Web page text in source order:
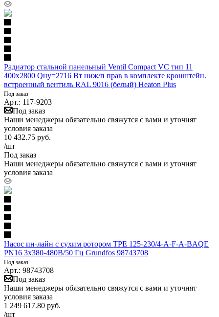
Радиатор стальной панельный Ventil Compact VC тип 11
400х2800 Qну=2716 Вт ниж/п прав в комплекте кронштейн.
встроенный вентиль RAL 9016 (белый) Heaton Plus
Под заказ
Арт.: 117-9203
Под заказ
Наши менеджеры обязательно свяжутся с вами и уточнят
условия заказа
10 432.75 руб.
/шт
Под заказ
Наши менеджеры обязательно свяжутся с вами и уточнят
условия заказа
Насос ин-лайн с сухим ротором TPE 125-230/4-A-F-A-BAQE
PN16 3х380-480В/50 Гц Grundfos 98743708
Под заказ
Арт.: 98743708
Под заказ
Наши менеджеры обязательно свяжутся с вами и уточнят
условия заказа
1 249 617.80 руб.
/шт